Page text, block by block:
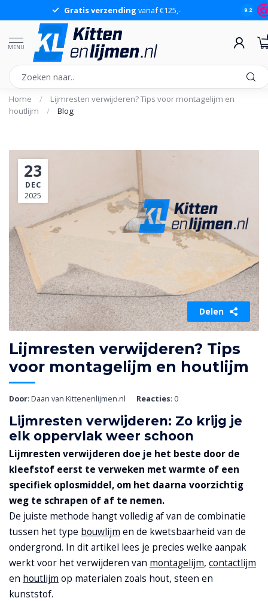
Gratis verzending vanaf €125,- 9.2
MENU
Home /
Lijmresten verwijderen? Tips voor montagelijm en
houtlijm
/ Blog
23
DEC
2025
Delen
Lijmresten verwijderen? Tips
voor montagelijm en houtlijm
Door: Daan van Kittenenlijmen.nl Reacties: 0
Lijmresten verwijderen: Zo krijg je
elk oppervlak weer schoon
Lijmresten verwijderen doe je het beste door de
kleefstof eerst te verweken met warmte of een
specifiek oplosmiddel, om het daarna voorzichtig
weg te schrapen of af te nemen.
De juiste methode hangt volledig af van de combinatie
tussen het type bouwlijm en de kwetsbaarheid van de
ondergrond. In dit artikel lees je precies welke aanpak
werkt voor het verwijderen van montagelijm, contactlijm
en houtlijm op materialen zoals hout, steen en
kunststof.